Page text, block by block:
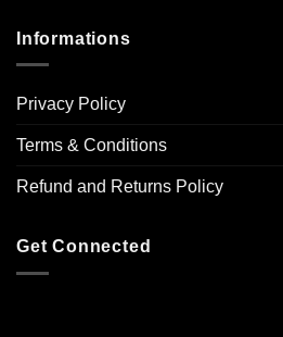
Informations
Privacy Policy
Terms & Conditions
Refund and Returns Policy
Get Connected